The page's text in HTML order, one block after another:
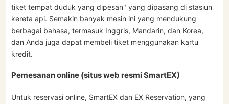
tiket tempat duduk yang dipesan" yang dipasang di stasiun
kereta api. Semakin banyak mesin ini yang mendukung
berbagai bahasa, termasuk Inggris, Mandarin, dan Korea,
dan Anda juga dapat membeli tiket menggunakan kartu
kredit.
Pemesanan online (situs web resmi SmartEX)
Untuk reservasi online, SmartEX dan EX Reservation, yang